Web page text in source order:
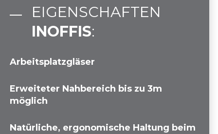
EIGENSCHAFTEN
INOFFIS:
Arbeitsplatzgläser
Erweiteter Nahbereich bis zu 3m
möglich
Natürliche, ergonomische Haltung beim